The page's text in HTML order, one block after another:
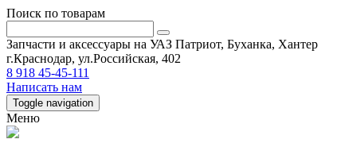
Поиск по товарам
Запчасти и аксессуары на УАЗ Патриот, Буханка, Хантер
г.Краснодар, ул.Российская, 402
8 918 45-45-111
Написать нам
Toggle navigation
Меню